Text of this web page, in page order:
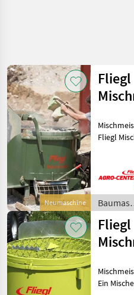
Kategorie 4 Land 1
AKTUELLER
PFAD
Bautechnik
Baumaschinen
Betonmischer
Fliegl
KATEGORIE
WÄHLEN
Fliegl
Mammut
Zurücksetzen
anzeigen
Neumaschine
Fliegl
/
Fliegl
Mörtel, Getreide und
Dünger
/ Fliegl
Fliegl
Ein